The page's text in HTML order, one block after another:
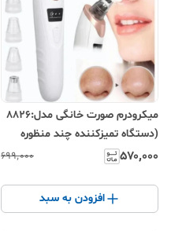
میکرودرم صورت خانگی مدل:۸۸۲۶
(دستگاه تمیزکننده چند منظوره
همراه با پد و کیفیت عالی)
۵۷۰٬۰۰۰ ۶۹۹٬۰۰۰
افزودن به سبد